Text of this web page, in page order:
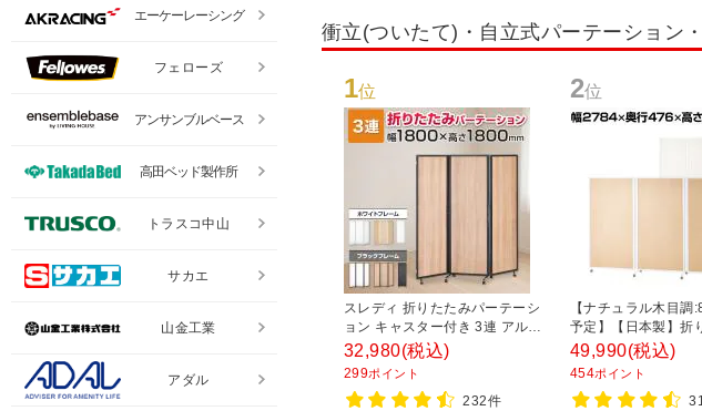
衝立(ついたて)・自立式パーテーション
1位
スレディ 折りたたみパーテーシ
ョン キャスター付き 3連 アルミ
連結可能 自立式 幅1800×高さ
1800mm 移動式 衝立 オフィス
32,980(税込)
299ポイント
232件
2位
【ナチュラル木目調
予定】【日本製】折
ーション オフィス 3
ョン キャスター付き
テーション 間仕切り
さ1803mm
49,990(税込)
454ポイント
エーケーレーシング
フェローズ
アンサンブルベース
高田ベッド製作所
トラスコ中山
サカエ
山金工業
アダル